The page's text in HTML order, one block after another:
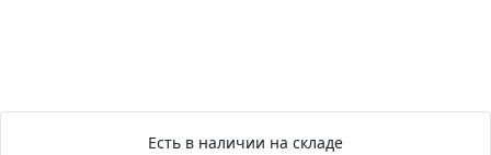
Есть в наличии на складе